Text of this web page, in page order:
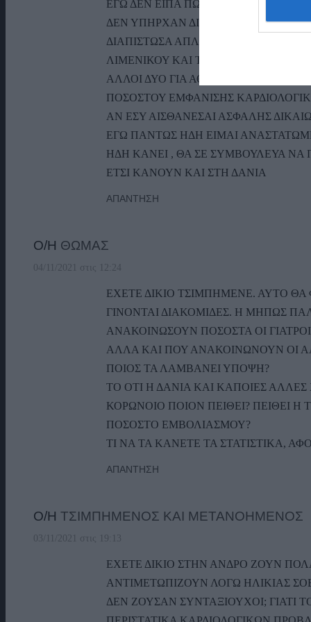
ΕΓΩ ΔΕΝ ΕΙΠΑ ΠΩΣ ΠΑΛΙΑ ΔΕΝ
ΔΕΝ ΥΠΗΡΧΑΝ ΔΙΑΚΟΜΙΔΕΣ.
ΔΙΑΠΙΣΤΩΣΑ ΑΠΛΑ ΤΗ ΜΕΓΑΛΗ
ΛΙΜΕΝΙΚΟΥ ΚΑΙ ΤΩΝ ΕΛΙΚΟΠΤΕΡΩΝ
ΑΛΛΟΙ ΔΥΟ ΓΙΑ ΑΘΗΝΑ ΜΕ ΤΟ
ΠΟΣΟΣΤΟΥ ΕΜΦΑΝΙΣΗΣ
ΑΝ ΕΣΥ ΑΙΣΘΑΝΕΣΑΙ ΑΣΦΑΛΗΣ
ΕΓΩ ΠΑΝΤΩΣ ΗΔΗ ΕΙΜΑΙ
ΗΔΗ ΚΑΝΕΙ , ΘΑ ΣΕ ΣΥΜΒΟΥΛΕΥΑ
ΕΤΣΙ ΚΑΝΟΥΝ ΚΑΙ ΣΤΗ ΔΑΝΙΑ
ΑΠΆΝΤΗΣΗ
Ο/Η ΘΩΜΑΣ
04/11/2021 στις 12:24
ΕΧΕΤΕ ΔΙΚΙΟ ΤΣΙΜΠΗΜΕΝΕ. ΑΥΤΟ
ΓΙΝΟΝΤΑΙ ΔΙΑΚΟΜΙΔΕΣ. Η ΜΗΠΩΣ
ΑΝΑΚΟΙΝΩΣΟΥΝ ΠΟΣΟΣΤΑ ΟΙ
ΑΛΛΑ ΚΑΙ ΠΟΥ ΑΝΑΚΟΙΝΩΝΟΥΝ ΟΙ
ΠΟΙΟΣ ΤΑ ΛΑΜΒΑΝΕΙ ΥΠΟΨΗ?
ΤΟ ΟΤΙ Η ΔΑΝΙΑ ΚΑΙ ΚΑΠΟΙΕΣ
ΚΟΡΩΝΟΙΟ ΠΟΙΟΝ ΠΕΙΘΕΙ? ΠΕΙΘΕΙ
ΠΟΣΟΣΤΟ ΕΜΒΟΛΙΑΣΜΟΥ?
ΤΙ ΝΑ ΤΑ ΚΑΝΕΤΕ ΤΑ ΣΤΑΤΙΣΤΙΚΑ,
ΑΠΆΝΤΗΣΗ
Ο/Η ΤΣΙΜΠΗΜΕΝΟΣ ΚΑΙ ΜΕΤΑΝΟΗΜΕΝΟΣ
03/11/2021 στις 19:13
ΕΧΕΤΕ ΔΙΚΙΟ ΣΤΗΝ ΑΝΔΡΟ ΖΟΥΝ
ΑΝΤΙΜΕΤΩΠΙΖΟΥΝ ΛΟΓΩ ΗΛΙΚΙΑΣ
ΔΕΝ ΖΟΥΣΑΝ ΣΥΝΤΑΞΙΟΥΧΟΙ; ΓΙΑΤΙ